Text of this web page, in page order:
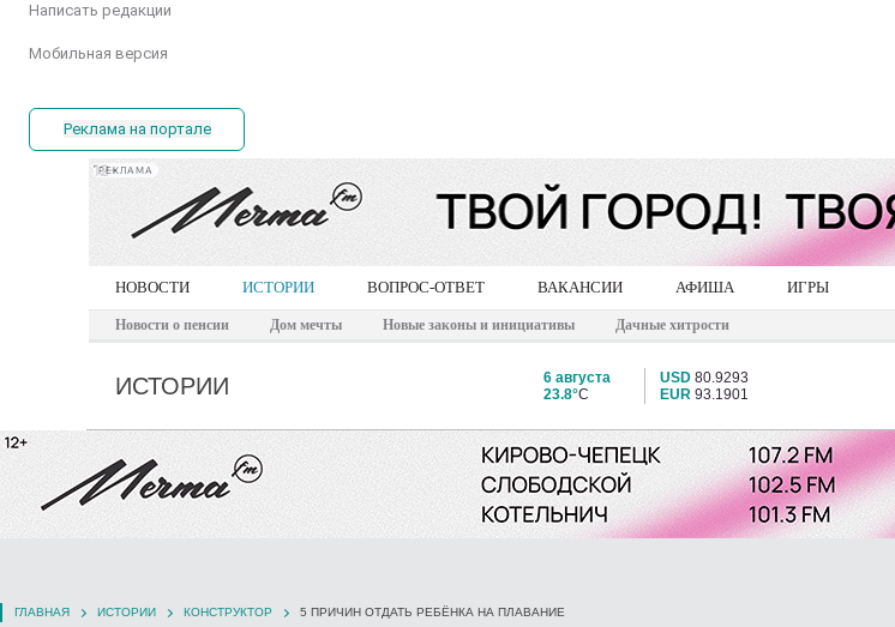
Написать редакции
Мобильная версия
Реклама на портале
РЕКЛАМА
НОВОСТИ ИСТОРИИ ВОПРОС-ОТВЕТ ВАКАНСИИ АФИША ИГРЫ
Новости о пенсии Дом мечты Новые законы и инициативы Дачные хитрости
ИСТОРИИ
6 августа
23.8°C
USD 80.9293
EUR 93.1901
ГЛАВНАЯ ИСТОРИИ КОНСТРУКТОР 5 ПРИЧИН ОТДАТЬ РЕБЁНКА НА ПЛАВАНИЕ